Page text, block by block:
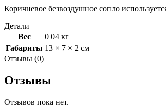
Коричневое безвоздушное сопло
Детали
Вес
0 04 кг
Габариты 13 × 7 × 2 см
Отзывы (0)
Отзывы
Отзывов пока нет.